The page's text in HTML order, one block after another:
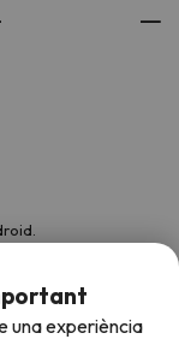
una experiència